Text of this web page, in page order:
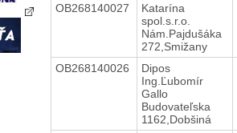
OB268140027
Katarína
spol.s.r.o.
Nám.Pajdušáka
272,Smižany
OB268140026
Dipos
Ing.Ľubomír
Gallo
Budovateľska
1162,Dobšiná